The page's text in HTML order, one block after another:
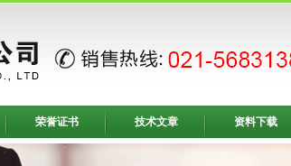
荣誉证书 技术文章 资料下载